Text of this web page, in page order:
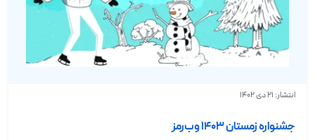
انتشار: 21 دی 1402
جشنواره زمستان ۱۴۰۳ وب‌رمز